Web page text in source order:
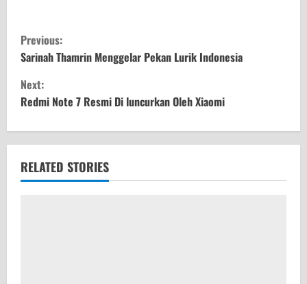
C
o
n
i
n
Previous:
Sarinah Thamrin Menggelar Pekan Lurik Indonesia
Next:
Redmi Note 7 Resmi Di luncurkan Oleh Xiaomi
RELATED STORIES